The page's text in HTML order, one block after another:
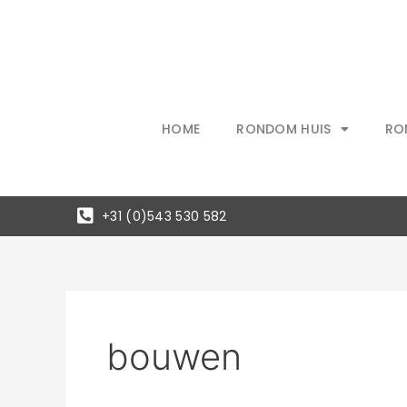
HOME RONDOM HUIS
+31 (0)543 530 582
bouwen